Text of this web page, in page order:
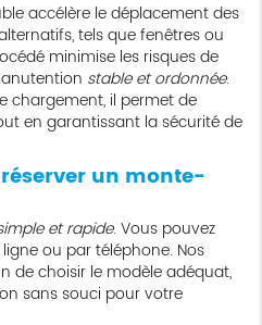
accélère le déplacement des
tels que fenêtres ou
minimise les risques de
stable et ordonnée.
chargement, il permet de
en garantissant la sécurité de
un monte-
et rapide. Vous pouvez
ou par téléphone. Nos
de choisir le modèle adéquat,
sans souci pour votre